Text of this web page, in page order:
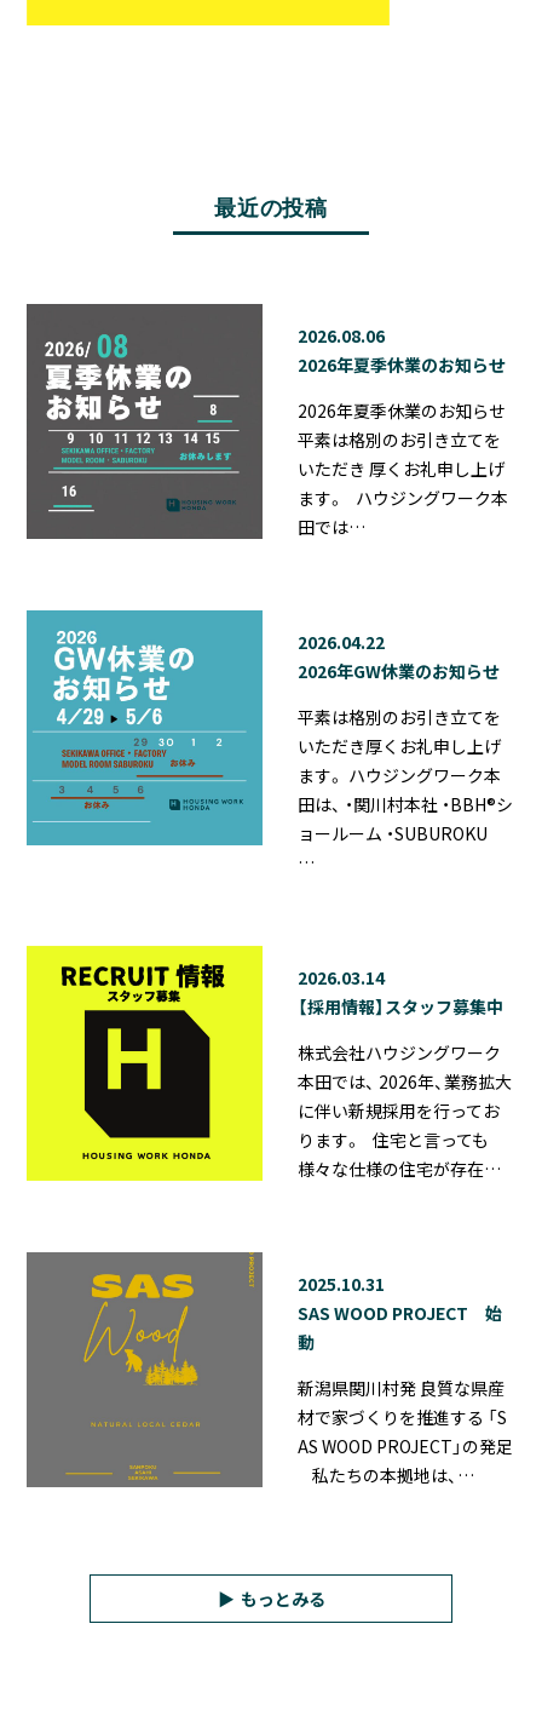
最近の投稿
2026.08.06
2026年夏季休業のお知らせ
2026年夏季休業のお知らせ
平素は格別のお引き立てを
いただき 厚くお礼申し上げ
ます。 ハウジングワーク本
田では…
2026.04.22
2026年GW休業のお知らせ
平素は格別のお引き立てを
いただき厚くお礼申し上げ
ます。 ハウジングワーク本
田は、 ・関川村本社 ・BBH®シ
ョールーム ・SUBUROKU
…
2026.03.14
【採用情報】スタッフ募集中
株式会社ハウジングワーク
本田では、 2026年、業務拡大
に伴い新規採用を行ってお
ります。 住宅と言っても
様々な仕様の住宅が存在…
2025.10.31
SAS WOOD PROJECT 始
動
新潟県関川村発 良質な県産
材で家づくりを推進する 「S
AS WOOD PROJECT」の発足
私たちの本拠地は、…
もっとみる